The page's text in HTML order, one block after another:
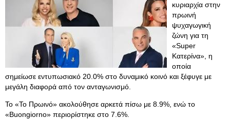
κυριαρχία στην
πρωινή
ψυχαγωγική
ζώνη για τη
«Super
Κατερίνα», η
οποία
σημείωσε εντυπωσιακό 20.0% στο δυναμικό κοινό και ξέφυγε με
μεγάλη διαφορά από τον ανταγωνισμό.
Το «Το Πρωινό» ακολούθησε αρκετά πίσω με 8.9%, ενώ το
«Buongiorno» περιορίστηκε στο 7.6%.